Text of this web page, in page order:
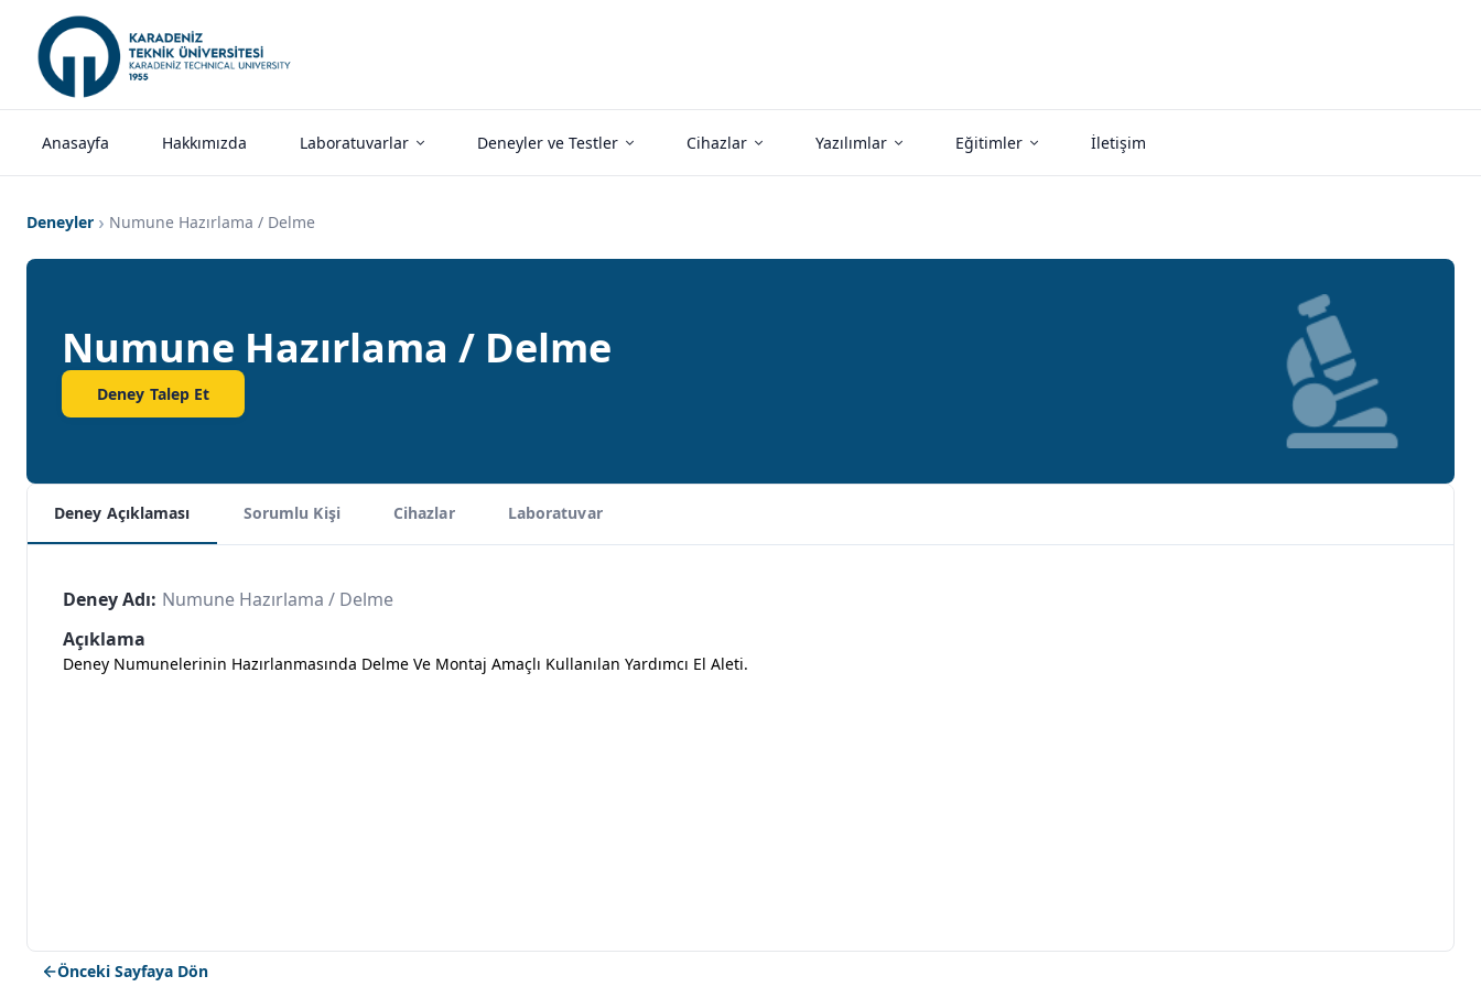
Anasayfa Hakkımızda Laboratuvarlar Deneyler ve Testler Cihazlar Yazılımlar Eğitimler İletişim
Deneyler Numune Hazırlama / Delme
Numune Hazırlama / Delme
Deney Talep Et
Deney Açıklaması Sorumlu Kişi Cihazlar Laboratuvar
Deney Adı: Numune Hazırlama / Delme
Açıklama
Deney Numunelerinin Hazırlanmasında Delme Ve Montaj Amaçlı Kullanılan Yardımcı El Aleti.
Önceki Sayfaya Dön